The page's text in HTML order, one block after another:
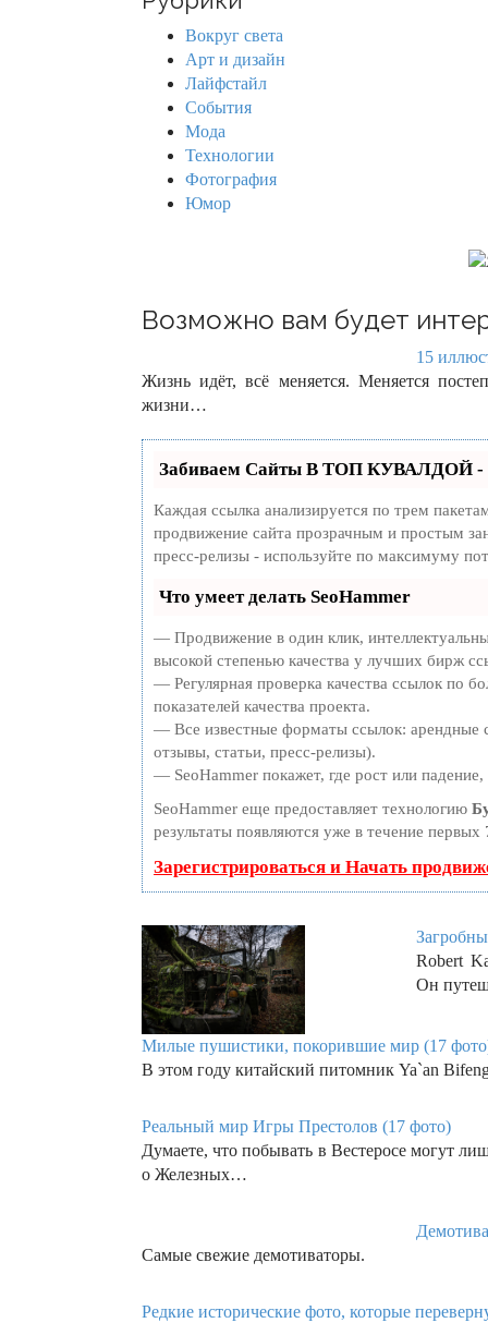
c
Вокруг света
Арт и дизайн
Лайфстайл
События
Мода
Технологии
Фотография
Юмор
Возможно вам будет
15
Жизнь идёт, всё меняется. Меняется
жизни…
Забиваем Сайты В ТОП КУВАЛДОЙ -
Каждая ссылка анализируется по трем
продвижение сайта прозрачным и простым
пресс-релизы - используйте по максимуму
Что умеет делать SeoHammer
— Продвижение в один клик,
высокой степенью качества у лучших бирж
— Регулярная проверка качества ссылок по
показателей качества проекта.
— Все известные форматы ссылок: арендные
отзывы, статьи, пресс-релизы).
— SeoHammer покажет, где рост или
SeoHammer еще предоставляет технологию
результаты появляются уже в течение первых
Зарегистрироваться и Начать
Robert
Он
Милые пушистики, покорившие мир (17
В этом году китайский питомник Ya`an
Реальный мир Игры Престолов (17 фото)
Думаете, что побывать в Вестеросе могут
о Железных…
Самые свежие демотиваторы.
Редкие исторические фото, которые